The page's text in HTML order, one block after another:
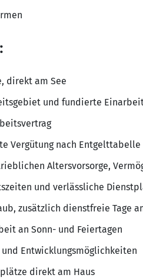
direkt am See
und fundierte
Vergütung nach
Altersvorsorge,
und verlässliche
zusätzlich dienstfreie Tage
an Sonn- und Feiertagen
Entwicklungsmöglichkeiten
direkt am Haus